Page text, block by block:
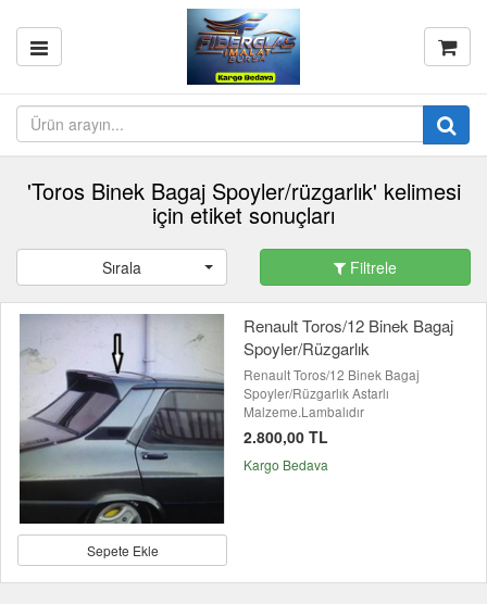
'Toros Binek Bagaj Spoyler/rüzgarlık' kelimesi
için etiket sonuçları
Sırala Filtrele
Sepete Ekle
Renault Toros/12 Binek Bagaj
Spoyler/Rüzgarlık
Renault Toros/12 Binek Bagaj
Spoyler/Rüzgarlık Astarlı
Malzeme.Lambalıdır
2.800,00 TL
Kargo Bedava